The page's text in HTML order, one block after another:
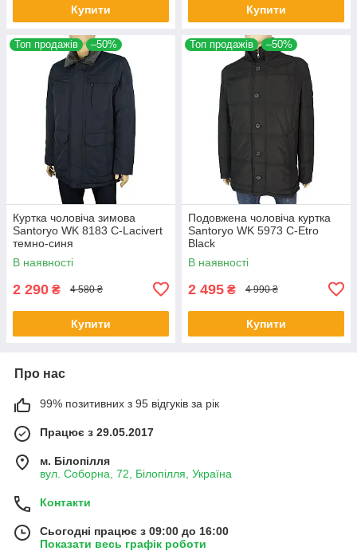
Купити Купити
Топ продажів –50%
Куртка чоловіча зимова
Santoryo WK 8183 С-Lacivert
темно-синя
В наявності
2 290 ₴ 4 580 ₴
Купити
Топ продажів –50%
Подовжена чоловіча куртка
Santoryo WK 5973 C-Etro
Black
В наявності
2 495 ₴ 4 990 ₴
Купити
Про нас
99% позитивних з 95 відгуків за рік
Працює з 29.05.2017
м. Білопілля
вул. Соборна, 72, Білопілля, Україна
Контакти
Сьогодні працює з 09:00 до 16:00
Показати весь графік роботи